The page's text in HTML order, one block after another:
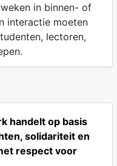
in binnen- of
interactie moeten
lectoren,
handelt op basis
solidariteit en
respect voor